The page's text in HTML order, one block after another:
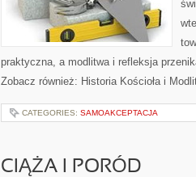
praktyczna, a modlitwa i refleksja
Zobacz również: Historia Kościoła i
CATEGORIES: SAMOAKCEPTACJA
CIĄŻA I PORÓD